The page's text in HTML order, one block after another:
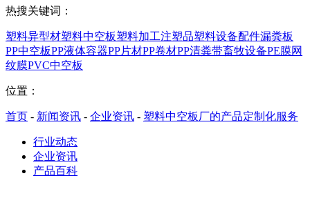
热搜关键词：
塑料异型材塑料中空板塑料加工注塑品塑料设备配件漏粪板
PP中空板PP液体容器PP片材PP卷材PP清粪带畜牧设备PE膜网
纹膜PVC中空板
位置：
首页 - 新闻资讯 - 企业资讯 - 塑料中空板厂的产品定制化服务
行业动态
企业资讯
产品百科